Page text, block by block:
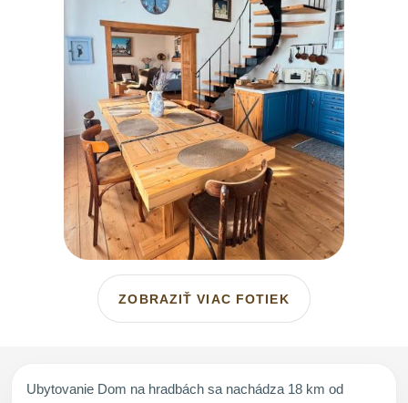
ZOBRAZIŤ VIAC FOTIEK
Ubytovanie Dom na hradbách sa nachádza 18 km od